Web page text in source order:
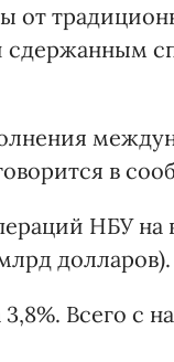
от
сдержанным
в
НБУ
долларов).
Всего с